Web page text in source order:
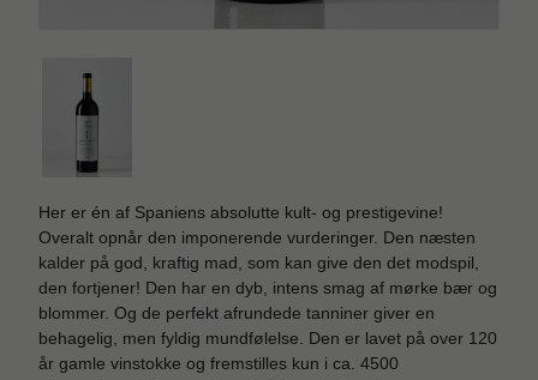
Her er én af Spaniens absolutte kult- og prestigevine!
Overalt opnår den imponerende vurderinger. Den næsten
kalder på god, kraftig mad, som kan give den det modspil,
den fortjener! Den har en dyb, intens smag af mørke bær og
blommer. Og de perfekt afrundede tanniner giver en
behagelig, men fyldig mundfølelse. Den er lavet på over 120
år gamle vinstokke og fremstilles kun i ca. 4500